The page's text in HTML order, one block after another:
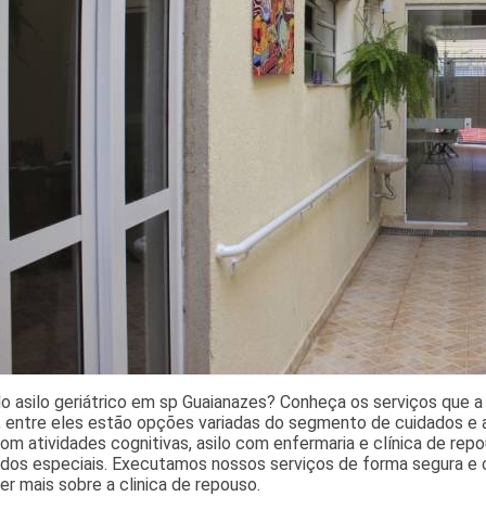
asilo geriátrico em sp Guaianazes? Conheça os serviços que
eles estão opções variadas do segmento de cuidados e
atividades cognitivas, asilo com enfermaria e clínica de
especiais. Executamos nossos serviços de forma segura
mais sobre a clinica de repouso.